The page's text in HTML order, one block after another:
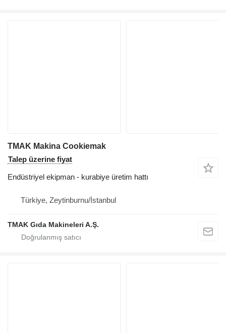
TMAK Makina Cookiemak
Talep üzerine fiyat
Endüstriyel ekipman - kurabiye üretim hattı
Türkiye, Zeytinburnu/İstanbul
TMAK Gıda Makineleri A.Ş.